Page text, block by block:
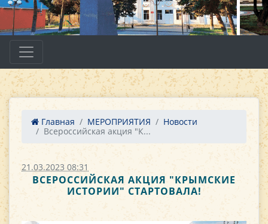
Главная МЕРОПРИЯТИЯ
Новости
Всероссийская акция "К...
21.03.2023 08:31
ВСЕРОССИЙСКАЯ АКЦИЯ "КРЫМСКИЕ
ИСТОРИИ" СТАРТОВАЛА!